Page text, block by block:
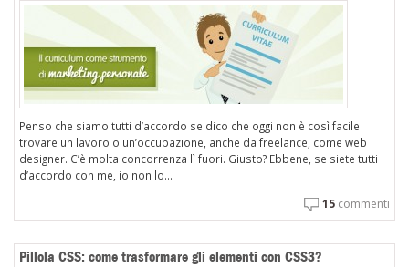
Penso che siamo tutti d’accordo se dico che oggi non è così facile
trovare un lavoro o un’occupazione, anche da freelance, come web
designer. C’è molta concorrenza lì fuori. Giusto? Ebbene, se siete tutti
d’accordo con me, io non lo...
15 commenti
Pillola CSS: come trasformare gli elementi con CSS3?